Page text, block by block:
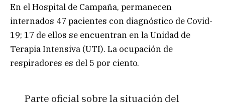
En el Hospital de Campaña, permanecen
internados 47 pacientes con diagnóstico de Covid-
19; 17 de ellos se encuentran en la Unidad de
Terapia Intensiva (UTI). La ocupación de
respiradores es del 5 por ciento.
Parte oficial sobre la situación del